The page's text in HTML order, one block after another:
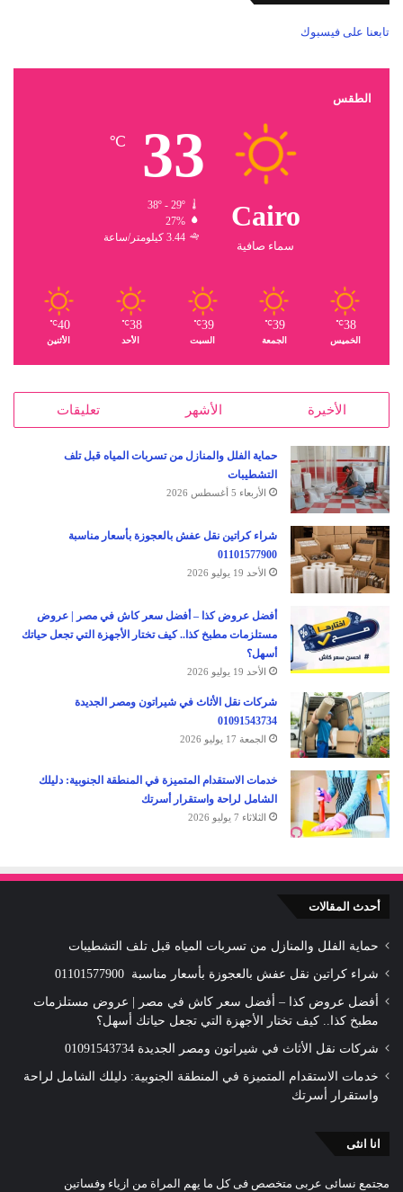
تابعنا على فيسبوك
الطقس
Cairo
سماء صافية
33
℃
38º - 29º
27%
3.44 كيلومتر/ساعة
38
℃
الخميس
39
℃
الجمعة
39
℃
السبت
38
℃
الأحد
40
℃
الأثنين
الأخيرة الأشهر تعليقات
حماية الفلل والمنازل من تسربات المياه قبل تلف
التشطيبات
الأربعاء 5 أغسطس 2026
شراء كراتين نقل عفش بالعجوزة بأسعار مناسبة
01101577900
الأحد 19 يوليو 2026
أفضل عروض كذا – أفضل سعر كاش في مصر | عروض
مستلزمات مطبخ كذا.. كيف تختار الأجهزة التي تجعل حياتك
أسهل؟
الأحد 19 يوليو 2026
شركات نقل الأثاث في شيراتون ومصر الجديدة
01091543734
الجمعة 17 يوليو 2026
خدمات الاستقدام المتميزة في المنطقة الجنوبية: دليلك
الشامل لراحة واستقرار أسرتك
الثلاثاء 7 يوليو 2026
أحدث المقالات
حماية الفلل والمنازل من تسربات المياه قبل تلف التشطيبات
شراء كراتين نقل عفش بالعجوزة بأسعار مناسبة 01101577900
أفضل عروض كذا – أفضل سعر كاش في مصر | عروض مستلزمات
مطبخ كذا.. كيف تختار الأجهزة التي تجعل حياتك أسهل؟
شركات نقل الأثاث في شيراتون ومصر الجديدة 01091543734
خدمات الاستقدام المتميزة في المنطقة الجنوبية: دليلك الشامل لراحة
واستقرار أسرتك
انا انثى
مجتمع نسائى عربى متخصص فى كل ما يهم المراة من ازياء وفساتين